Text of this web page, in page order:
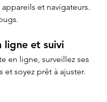
et navigateurs.
ligne et suivi
en ligne, surveillez ses
et soyez prêt à ajuster.